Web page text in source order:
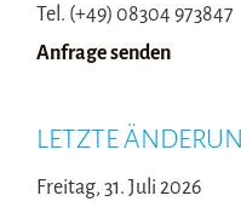
Tel. (+49) 08304 973847
Anfrage senden
LETZTE
Freitag, 31. Juli 2026